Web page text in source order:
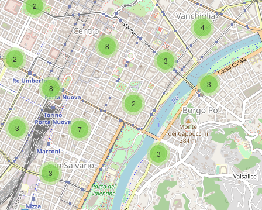
3
3
2
2
8
3
8
7
2
3
3
4